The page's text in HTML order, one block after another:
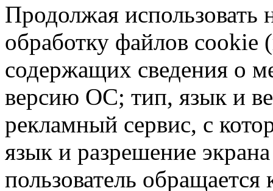
Продолжая использовать
обработку файлов cookie
содержащих сведения о
версию ОС; тип, язык и
рекламный сервис, с
язык и разрешение
пользователь обращается